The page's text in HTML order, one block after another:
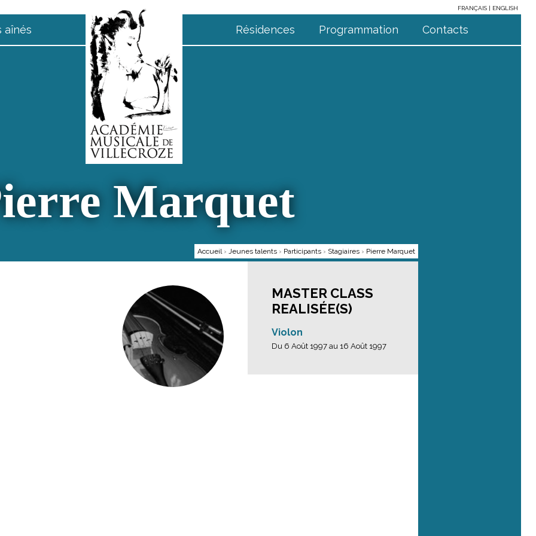
FRANÇAIS
ENGLISH
aînés Résidences Programmation Contacts
Marquet
Accueil › Jeunes talents › Participants › Stagiaires › Pierre Marquet
MASTER CLASS
REALISÉE(S)
Violon
Du 6 Août 1997 au 16 Août 1997